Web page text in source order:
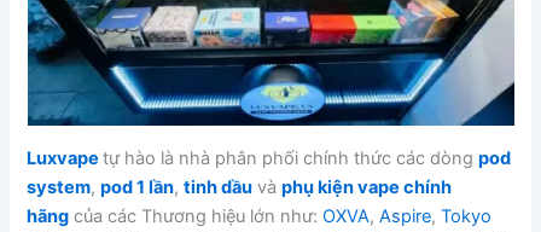
Luxvapetự hào là nhà phân phối chính thức các dòngpod
system,pod 1 lần,tinh dầu vàphụ kiện vape chính
hãng của các Thương hiệu lớn như:OXVA,Aspire,Tokyo